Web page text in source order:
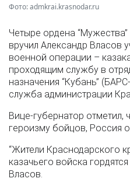
Фото: admkrai.krasnodar.ru
Четыре ордена “Мужества”
вручил Александр Власов
военной операции –
проходящим службу в
назначения “Кубань”
служба администрации
Вице-губернатор отметил,
героизму бойцов, Россия
“Жители Краснодарского
казачьего войска
Власов.